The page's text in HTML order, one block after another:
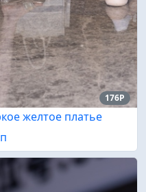
176P
желтое платье